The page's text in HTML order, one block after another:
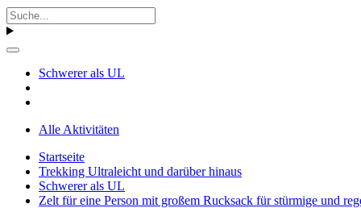
Schwerer als UL
Alle Aktivitäten
Startseite
Trekking Ultraleicht und darüber hinaus
Schwerer als UL
Zelt für eine Person mit großem Rucksack für stürmige und